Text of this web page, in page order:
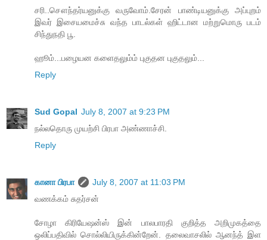
சரி..சௌந்தர்யனுக்கு வருவோம்.சேரன் பாண்டியனுக்கு அப்புறம்
இவர் இசையமைச்சு வந்த பாடல்கள் ஹிட்டான மற்றுமொரு படம்
சிந்துநதி பூ.
ஹூம்...பழையன களைதலும்ம் புகுதன புகுதலும்...
Reply
Sud Gopal July 8, 2007 at 9:23 PM
நல்லதொரு முயற்சி பிரபா அண்ணாச்சி.
Reply
கானா பிரபா
July 8, 2007 at 11:03 PM
வணக்கம் சுதர்சன்
சோழா கிரியேஷன்ஸ் இன் பாலபாரதி குறித்த அறிமுகத்தை
ஒலிப்பதிவில் சொல்லியிருக்கின்றேன். தலைவாசலில் ஆனந்த் இள